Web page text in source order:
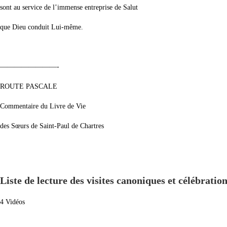
sont au service de l’immense entreprise de Salut
que Dieu conduit Lui-même.
————————-
ROUTE PASCALE
Commentaire du Livre de Vie
des Sœurs de Saint-Paul de Chartres
Liste de lecture des visites canoniques et
4 Vidéos